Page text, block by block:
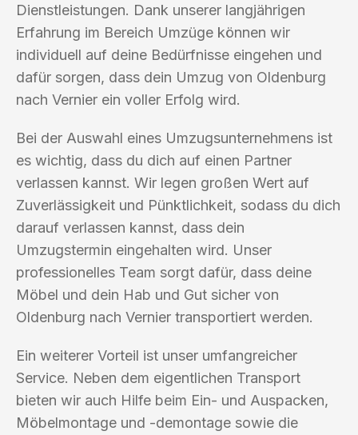
Dienstleistungen. Dank unserer langjährigen
Erfahrung im Bereich Umzüge können wir
individuell auf deine Bedürfnisse eingehen und
dafür sorgen, dass dein Umzug von Oldenburg
nach Vernier ein voller Erfolg wird.
Bei der Auswahl eines Umzugsunternehmens ist
es wichtig, dass du dich auf einen Partner
verlassen kannst. Wir legen großen Wert auf
Zuverlässigkeit und Pünktlichkeit, sodass du dich
darauf verlassen kannst, dass dein
Umzugstermin eingehalten wird. Unser
professionelles Team sorgt dafür, dass deine
Möbel und dein Hab und Gut sicher von
Oldenburg nach Vernier transportiert werden.
Ein weiterer Vorteil ist unser umfangreicher
Service. Neben dem eigentlichen Transport
bieten wir auch Hilfe beim Ein- und Auspacken,
Möbelmontage und -demontage sowie die